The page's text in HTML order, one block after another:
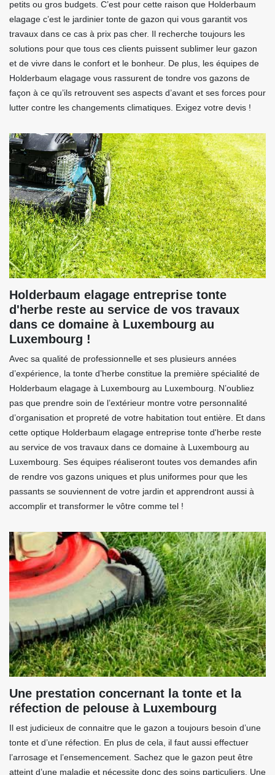
petits ou gros budgets. C’est pour cette raison que Holderbaum
elagage c’est le jardinier tonte de gazon qui vous garantit vos
travaux dans ce cas à prix pas cher. Il recherche toujours les
solutions pour que tous ces clients puissent sublimer leur gazon
et de vivre dans le confort et le bonheur. De plus, les équipes de
Holderbaum elagage vous rassurent de tondre vos gazons de
façon à ce qu’ils retrouvent ses aspects d’avant et ses forces pour
lutter contre les changements climatiques. Exigez votre devis !
Holderbaum elagage entreprise tonte
d'herbe reste au service de vos travaux
dans ce domaine à Luxembourg au
Luxembourg !
Avec sa qualité de professionnelle et ses plusieurs années
d’expérience, la tonte d’herbe constitue la première spécialité de
Holderbaum elagage à Luxembourg au Luxembourg. N’oubliez
pas que prendre soin de l’extérieur montre votre personnalité
d’organisation et propreté de votre habitation tout entière. Et dans
cette optique Holderbaum elagage entreprise tonte d'herbe reste
au service de vos travaux dans ce domaine à Luxembourg au
Luxembourg. Ses équipes réaliseront toutes vos demandes afin
de rendre vos gazons uniques et plus uniformes pour que les
passants se souviennent de votre jardin et apprendront aussi à
accomplir et transformer le vôtre comme tel !
Une prestation concernant la tonte et la
réfection de pelouse à Luxembourg
Il est judicieux de connaitre que le gazon a toujours besoin d’une
tonte et d’une réfection. En plus de cela, il faut aussi effectuer
l’arrosage et l’ensemencement. Sachez que le gazon peut être
atteint d’une maladie et nécessite donc des soins particuliers. Une